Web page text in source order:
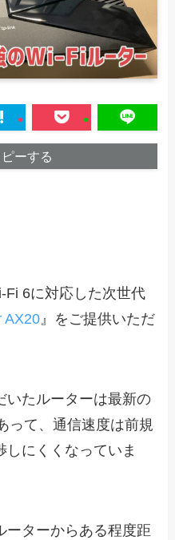
ーする
Fi 6に対応した次世代
AX20』をご提供いただ
いたルーターは最新の
って、通信速度は前規
にくくなっていま
ーターからある程度距